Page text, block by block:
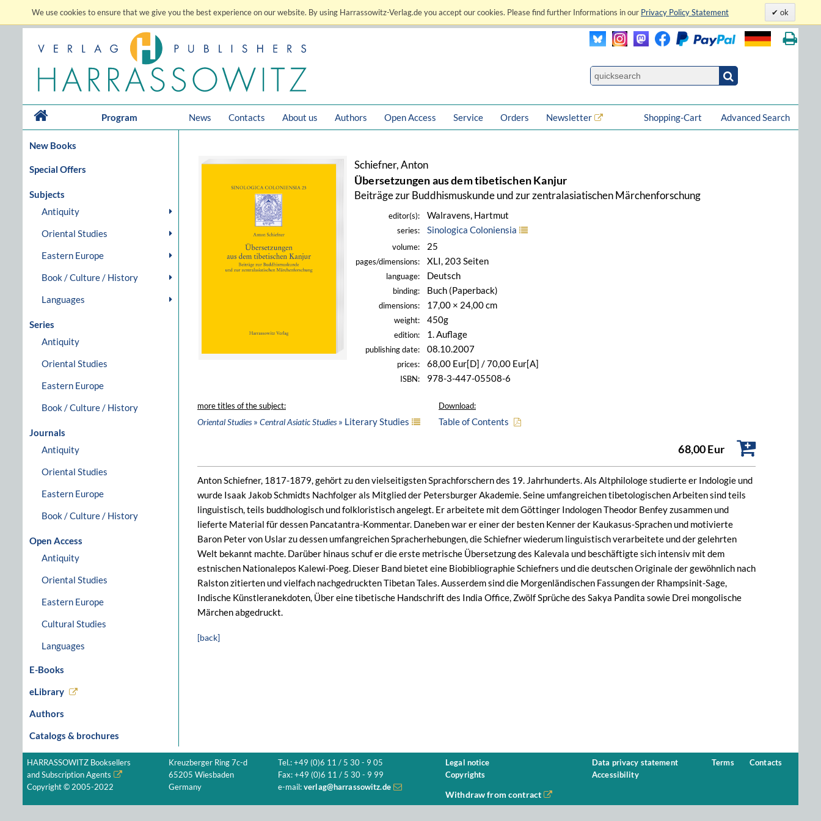
We use cookies to ensure that we give you the best experience on our website. By using Harrassowitz-Verlag.de you accept our cookies. Please find further Informations in our Privacy Policy Statement ok
Program News Contacts About us Authors Open Access Service Orders Newsletter Advanced Search
Shopping-Cart
New Books
Special Offers
Subjects
Antiquity
Oriental Studies
Eastern Europe
Book / Culture / History
Languages
Series
Antiquity
Oriental Studies
Eastern Europe
Book / Culture / History
Journals
Antiquity
Oriental Studies
Eastern Europe
Book / Culture / History
Open Access
Antiquity
Oriental Studies
Eastern Europe
Cultural Studies
Languages
E-Books
eLibrary
Authors
Catalogs & brochures
Schiefner, Anton
Übersetzungen aus dem tibetischen Kanjur
Beiträge zur Buddhismuskunde und zur zentralasiatischen Märchenforschung
editor(s): Walravens, Hartmut
series: Sinologica Coloniensia
volume: 25
pages/dimensions: XLI, 203 Seiten
language: Deutsch
binding: Buch (Paperback)
dimensions: 17,00 × 24,00 cm
weight: 450g
edition: 1. Auflage
publishing date: 08.10.2007
prices: 68,00 Eur[D] / 70,00 Eur[A]
ISBN: 978-3-447-05508-6
more titles of the subject:
Oriental Studies» Central Asiatic Studies» Literary Studies
Download:
Table of Contents
68,00 Eur
Anton Schiefner, 1817-1879, gehört zu den vielseitigsten Sprachforschern des 19. Jahrhunderts. Als Altphilologe studierte er Indologie und
wurde Isaak Jakob Schmidts Nachfolger als Mitglied der Petersburger Akademie. Seine umfangreichen tibetologischen Arbeiten sind teils
linguistisch, teils buddhologisch und folkloristisch angelegt. Er arbeitete mit dem Göttinger Indologen Theodor Benfey zusammen und
lieferte Material für dessen Pancatantra-Kommentar. Daneben war er einer der besten Kenner der Kaukasus-Sprachen und motivierte
Baron Peter von Uslar zu dessen umfangreichen Spracherhebungen, die Schiefner wiederum linguistisch verarbeitete und der gelehrten
Welt bekannt machte. Darüber hinaus schuf er die erste metrische Übersetzung des Kalevala und beschäftigte sich intensiv mit dem
estnischen Nationalepos Kalewi-Poeg. Dieser Band bietet eine Biobibliographie Schiefners und die deutschen Originale der gewöhnlich nach
Ralston zitierten und vielfach nachgedruckten Tibetan Tales. Ausserdem sind die Morgenländischen Fassungen der Rhampsinit-Sage,
Indische Künstleranekdoten, Über eine tibetische Handschrift des India Office, Zwölf Sprüche des Sakya Pandita sowie Drei mongolische
Märchen abgedruckt.
[back]
HARRASSOWITZ Booksellers
and Subscription Agents
Copyright © 2005-2022
Kreuzberger Ring 7c-d
65205 Wiesbaden
Germany
Tel.: +49 (0)6 11 / 5 30 - 9 05
Fax: +49 (0)6 11 / 5 30 - 9 99
e-mail: verlag@harrassowitz.de
Legal notice
Copyrights
Data privacy statement
Accessibility
Terms Contacts
Withdraw from contract